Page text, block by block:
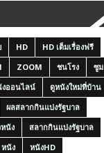
HD
HD เต็มเรื่องฟรี
ZOOM ชนโรง
ซูม
ออนไลน์
ดูหนังใหม่ที่บ้าน
ผลสลากกินแบ่งรัฐบาล
นัง
สลากกินแบ่งรัฐบาล
หนัง
หนังHD